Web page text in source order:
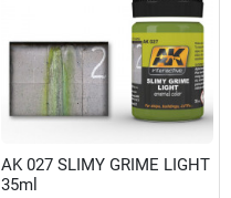
AK 027 SLIMY GRIME LIGHT
35ml